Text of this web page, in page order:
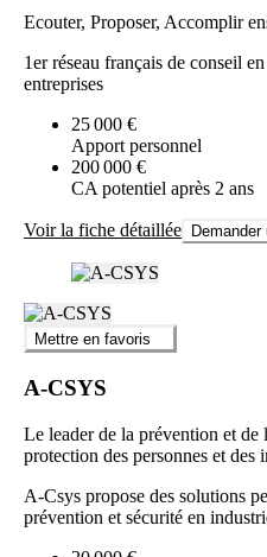
Ecouter, Proposer, Accomplir
1er réseau français de conseil
entreprises
25 000 €
Apport personnel
200 000 €
CA potentiel après 2 ans
Voir la fiche détaillée
Mettre en favoris
A-CSYS
Le leader de la prévention et de
protection des personnes et des
A-Csys propose des solutions
prévention et sécurité en